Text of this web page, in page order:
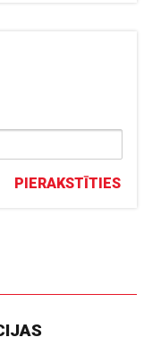
PIERAKSTĪTIES